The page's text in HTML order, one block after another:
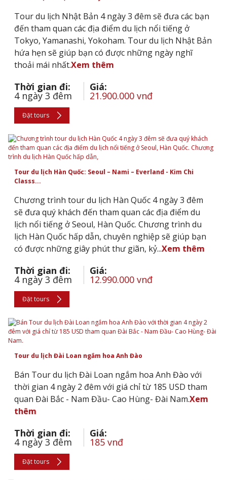
Tour du lịch Nhật Bản 4 ngày 3 đêm sẽ đưa các bạn
đến tham quan các địa điểm du lịch nổi tiếng ở
Tokyo, Yamanashi, Yokoham. Tour du lịch Nhật Bản
hứa hẹn sẽ giúp bạn có được những ngày nghĩ
thoải mái nhất.Xem thêm
Thời gian đi:
4 ngày 3 đêm
Giá:
21.900.000 vnđ
Đặt tours
Tour du lịch Hàn Quốc: Seoul – Nami – Everland - Kim Chi
Classs...
Chương trình tour du lịch Hàn Quốc 4 ngày 3 đêm
sẽ đưa quý khách đến tham quan các địa điểm du
lịch nổi tiếng ở Seoul, Hàn Quốc. Chương trình du
lịch Hàn Quốc hấp dẫn, chuyên nghiệp sẽ giúp bạn
có được những giây phút thư giãn, kỷ...Xem thêm
Thời gian đi:
4 ngày 3 đêm
Giá:
12.990.000 vnđ
Đặt tours
Tour du lịch Đài Loan ngắm hoa Anh Đào
Bán Tour du lịch Đài Loan ngắm hoa Anh Đào với
thời gian 4 ngày 2 đêm với giá chỉ từ 185 USD tham
quan Đài Bắc - Nam Đầu- Cao Hùng- Đài Nam.Xem
thêm
Thời gian đi:
4 ngày 3 đêm
Giá:
185 vnđ
Đặt tours